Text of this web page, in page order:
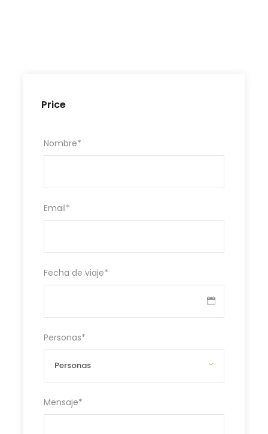
Price
Nombre*
Email*
Fecha de viaje*
Personas*
Mensaje*